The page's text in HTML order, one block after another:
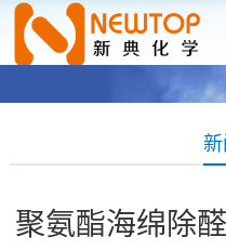
聚氨酯海绵除